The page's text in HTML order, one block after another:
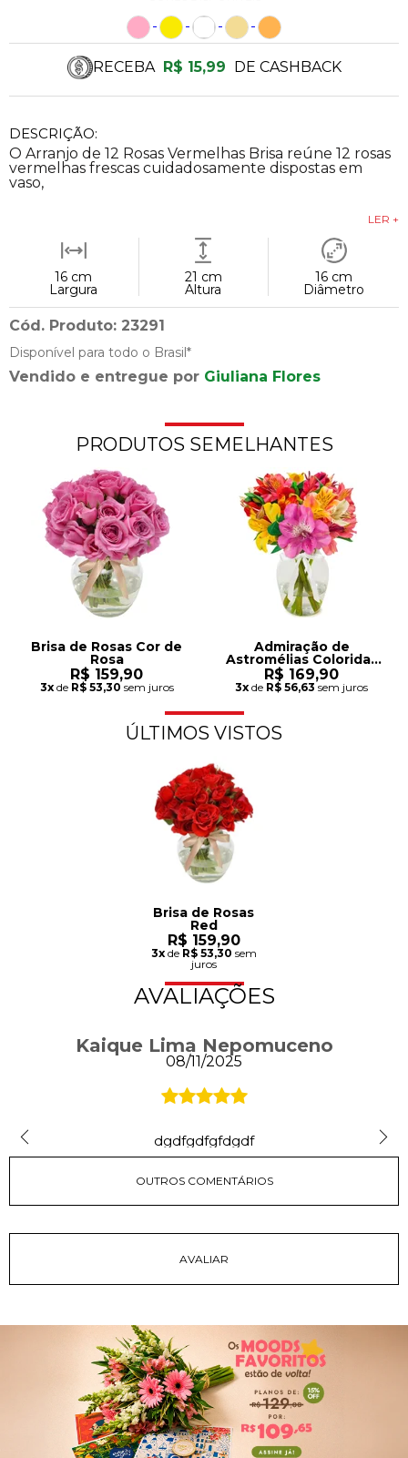
DESCRIÇÃO:
O Arranjo de 12 Rosas Vermelhas Brisa reúne 12 rosas
vermelhas frescas cuidadosamente dispostas em
vaso,
LER +
16 cm
Largura
21 cm
Altura
16 cm
Diâmetro
Cód. Produto: 23291
Disponível para todo o Brasil*
Vendido e entregue por Giuliana Flores
RECEBA R$ 15,99 DE CASHBACK
PRODUTOS SEMELHANTES
Brisa de Rosas Cor de
Rosa
R$ 159,90
3xde R$ 53,30sem juros
Admiração de
Astromélias Coloridas
no Vaso
R$ 169,90
3x de R$ 56,63sem juros
ÚLTIMOS VISTOS
Brisa de Rosas
Red
R$ 159,90
3xde R$ 53,30 sem
juros
AVALIAÇÕES
Kaique Lima Nepomuceno
08/11/2025
dgdfgdfgfdgdf
OUTROS COMENTÁRIOS